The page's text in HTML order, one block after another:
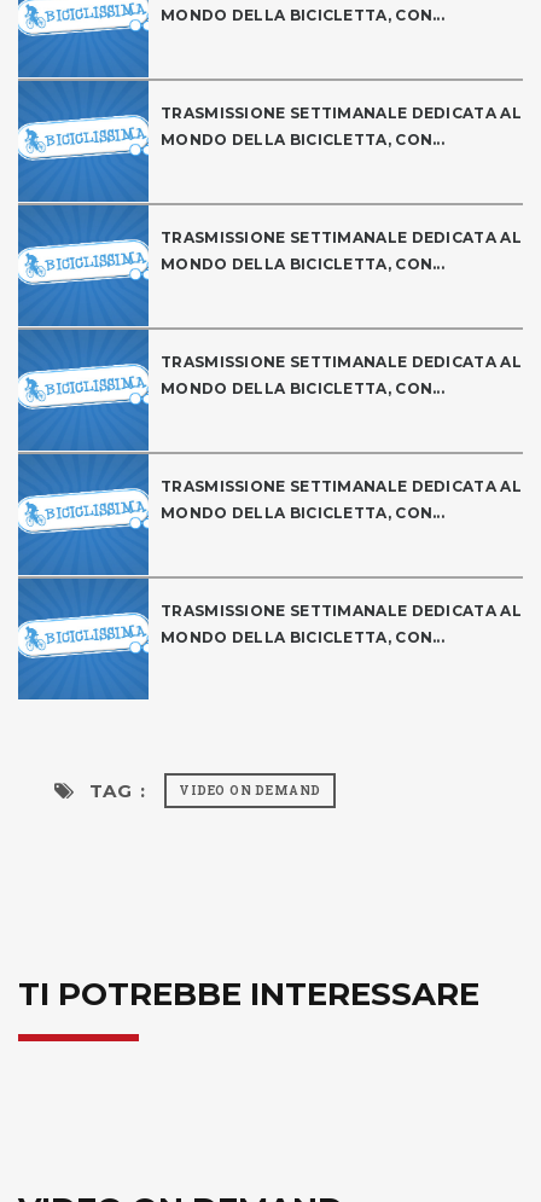
MONDO DELLA BICICLETTA, CON...
TRASMISSIONE SETTIMANALE DEDICATA AL
MONDO DELLA BICICLETTA, CON...
TRASMISSIONE SETTIMANALE DEDICATA AL
MONDO DELLA BICICLETTA, CON...
TRASMISSIONE SETTIMANALE DEDICATA AL
MONDO DELLA BICICLETTA, CON...
TRASMISSIONE SETTIMANALE DEDICATA AL
MONDO DELLA BICICLETTA, CON...
TRASMISSIONE SETTIMANALE DEDICATA AL
MONDO DELLA BICICLETTA, CON...
TAG : VIDEO ON DEMAND
TI POTREBBE INTERESSARE